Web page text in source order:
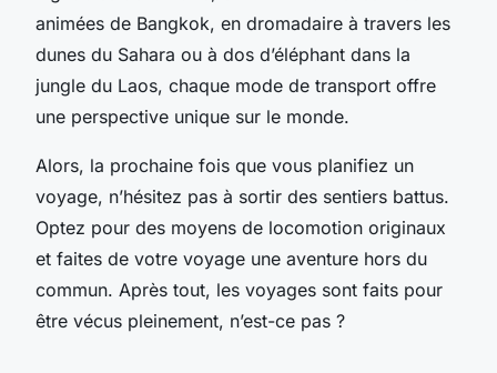
animées de Bangkok, en dromadaire à travers les
dunes du Sahara ou à dos d’éléphant dans la
jungle du Laos, chaque mode de transport offre
une perspective unique sur le monde.
Alors, la prochaine fois que vous planifiez un
voyage, n’hésitez pas à sortir des sentiers battus.
Optez pour des moyens de locomotion originaux
et faites de votre voyage une aventure hors du
commun. Après tout, les voyages sont faits pour
être vécus pleinement, n’est-ce pas ?